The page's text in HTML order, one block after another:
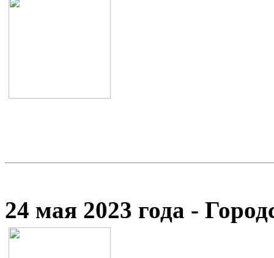
24 мая 2023 года -